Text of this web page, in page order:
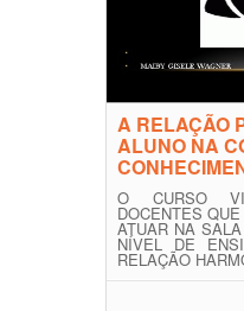
A RELAÇÃO
ALUNO NA
O CURSO
DOCENTES
ATUAR NA
NÍVEL DE
RELAÇÃO